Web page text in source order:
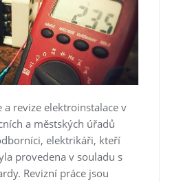
revize elektroinstalace v
a městských úřadů
elektrikáři, kteří
provedena v souladu s
Revizní práce jsou